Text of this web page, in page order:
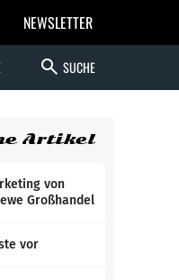
NEWSLETTER
search SUCHE
Artikel
von
Großhandel
vor